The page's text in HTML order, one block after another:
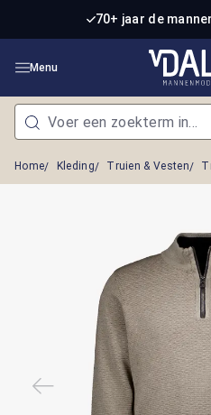
Ga naar de hoofdinhoud
70+ jaar de
Menu
Home Kleding Truien & Vesten